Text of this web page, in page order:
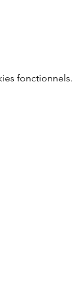
fonctionnels.